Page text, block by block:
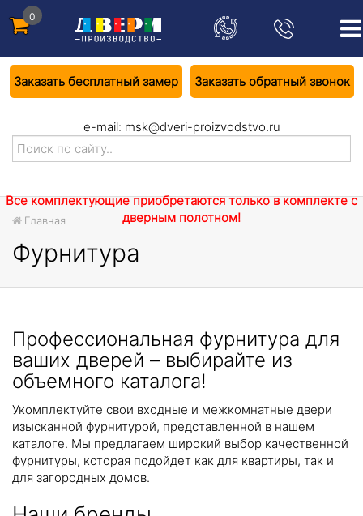
0
Заказать бесплатный замер Заказать обратный звонок
e-mail: msk@dveri-proizvodstvo.ru
Все комплектующие приобретаются только в комплекте с
дверным полотном!
Главная
Фурнитура
Профессиональная фурнитура для
ваших дверей – выбирайте из
объемного каталога!
Укомплектуйте свои входные и межкомнатные двери
изысканной фурнитурой, представленной в нашем
каталоге. Мы предлагаем широкий выбор качественной
фурнитуры, которая подойдет как для квартиры, так и
для загородных домов.